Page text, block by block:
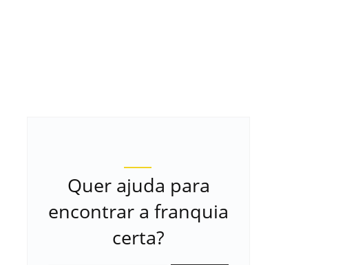
Quer ajuda para
encontrar a franquia
certa?